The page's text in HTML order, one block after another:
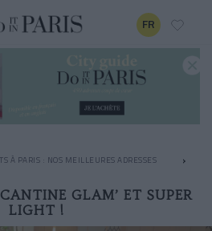
FR
À PARIS : NOS MEILLEURES ADRESSES
GLAM’ ET SUPER
LIGHT !